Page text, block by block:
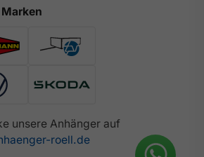
unsere Anhänger auf
roell.de